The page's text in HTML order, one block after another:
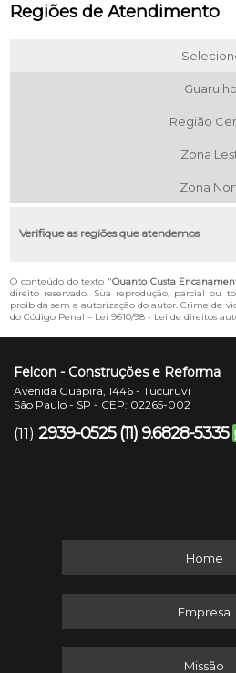
Regiões de Atendimento
Região
Zona
Zona
Verifique as regiões que atendemos
O conteúdo do texto "Quanto Custa
direito reservado. Sua reprodução, parcial ou
proibida sem a autorização do autor. Crime de
do Código Penal – Lei 9610/98 - Lei de direitos
Felcon - Construções e Reforma
Avenida Guapira, 1446 - Tucuruvi
São Paulo - SP - CEP: 02265-002
(11) 2939-0525 (11) 9.6828-5335
Home
Empresa
Missão